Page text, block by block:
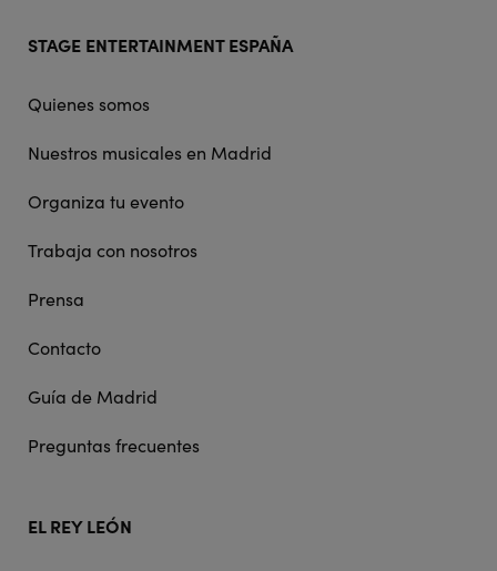
doormat
STAGE ENTERTAINMENT ESPAÑA
Quienes somos
Nuestros musicales en Madrid
Organiza tu evento
Trabaja con nosotros
Prensa
Contacto
Guía de Madrid
Preguntas frecuentes
EL REY LEÓN